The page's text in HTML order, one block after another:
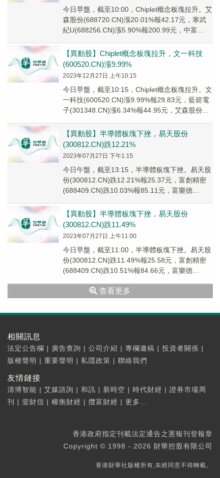
今日早盤，截至10:00，Chiplet概念板塊拉升。艾
森股份(688720.CN)漲20.01%報42.17元，寒武
紀U(688256.CN)漲5.90%報200.99元，中富...
【異動股】Chiplet概念板塊拉升，文一科技
(600520.CN)漲9.99%
2023年12月27日 上午10:15
今日早盤，截至10:15，Chiplet概念板塊拉升。文
一科技(600520.CN)漲9.99%報29.83元，藍箭電
子(301348.CN)漲6.34%報44.95元，艾森股份...
【異動股】半導體板塊下挫，易天股份
(300812.CN)跌12.21%
2023年07月27日 下午1:15
今日午盤，截至13:15，半導體板塊下挫。易天股
份(300812.CN)跌12.21%報25.37元，富創精密
(688409.CN)跌10.03%報85.11元，富樂德
【異動股】半導體板塊下挫，易天股份
(300812.CN)跌11.49%
2023年07月27日 上午11:00
今日早盤，截至11:00，半導體板塊下挫。易天股
份(300812.CN)跌11.49%報25.58元，富創精密
(688409.CN)跌10.51%報84.66元，富樂德
查看更多
相關訊息
法定公告欄 | 廣告查詢 | 公司介紹 | 專欄邀稿 | 投資者關係 |
版權聲明 | 重要聲明 | 私隱政策 | 聯絡我們
友情鏈接
清博智能 | 艾媒諮詢 | 和訊 | 新時空 | 時代財經 | 證券市場周
刊
| 壹財信 | 權衡財經 | 攬富財經 | 更多...
香港政府指定刊載法定通告之憲報刊登報章
Copyright © 1998 - 2026 財華控股有限公司
香港財華社版權所有,未經同意不得轉載。